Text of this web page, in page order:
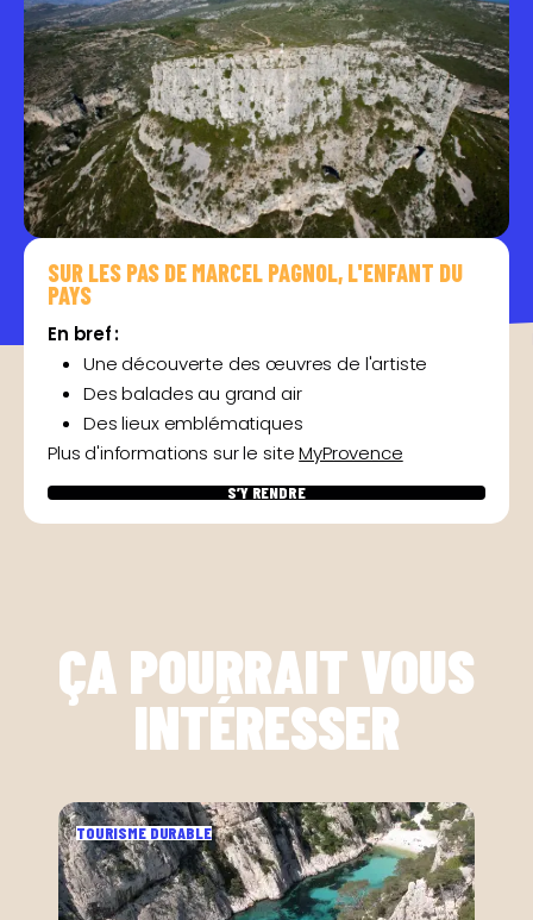
SUR LES PAS DE MARCEL PAGNOL, L'ENFANT DU
PAYS
En bref :
Une découverte des œuvres de l'artiste
Des balades au grand air
Des lieux emblématiques
Plus d'informations sur le siteMyProvence
S’Y RENDRE
ÇA POURRAIT VOUS
INTÉRESSER
TOURISME DURABLE